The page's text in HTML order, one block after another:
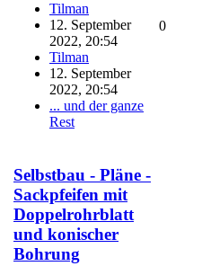
Tilman
12. September
2022, 20:54
Tilman
12. September
2022, 20:54
... und der ganze
Rest
0
Selbstbau - Pläne -
Sackpfeifen mit
Doppelrohrblatt
und konischer
Bohrung